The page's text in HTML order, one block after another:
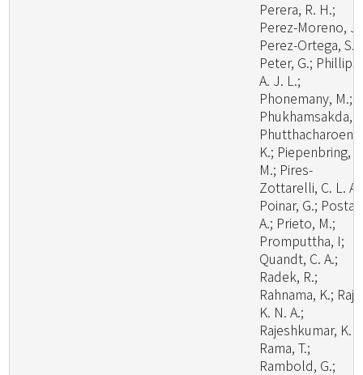
Perera, R. H.;
Perez-Moreno,
Perez-Ortega, S.;
Peter, G.; Phillips,
A. J. L.;
Phonemany, M.;
Phukhamsakda,
Phutthacharoen,
K.; Piepenbring,
M.; Pires-
Zottarelli, C. L. A.;
Poinar, G.; Posta,
A.; Prieto, M.;
Promputtha, I;
Quandt, C. A.;
Radek, R.;
Rahnama, K.; Raj,
K. N. A.;
Rajeshkumar, K.
Rama, T.;
Rambold, G.;